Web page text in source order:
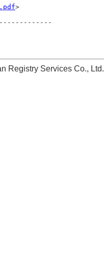
>
Registry Services Co., Ltd.